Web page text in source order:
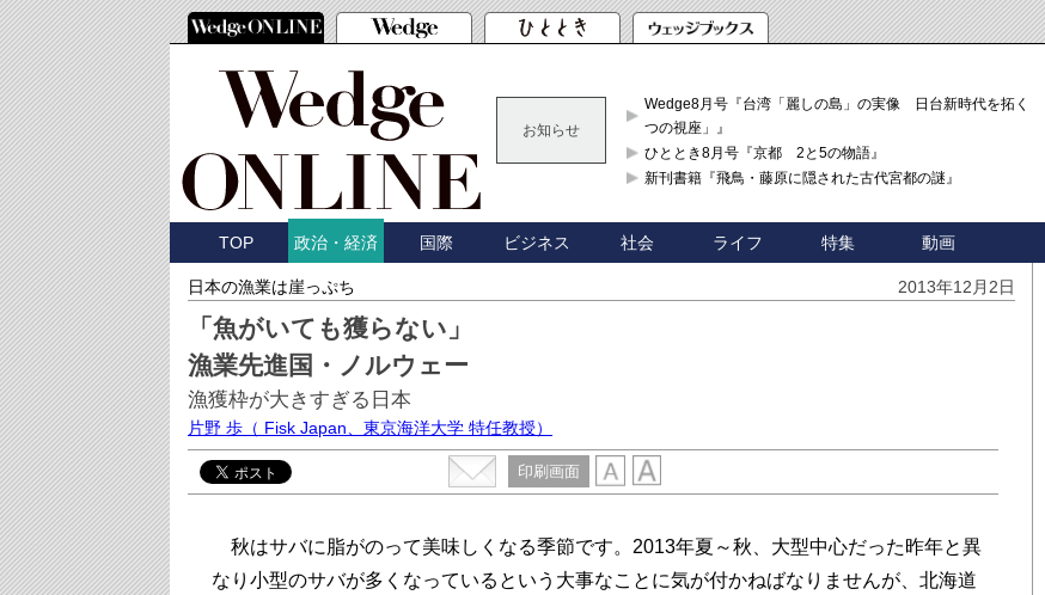
お知らせ
Wedge8月号『台湾「麗しの島」の実像 日台新時代を拓く「3
つの視座」』
ひととき8月号『京都 2と5の物語』
新刊書籍『飛鳥・藤原に隠された古代宮都の謎』
TOP 政治・経済 国際 ビジネス 社会 ライフ 特集 動画
日本の漁業は崖っぷち 2013年12月2日
「魚がいても獲らない」
漁業先進国・ノルウェー
漁獲枠が大きすぎる日本
片野 歩 （ Fisk Japan、東京海洋大学 特任教授）
印刷画面
秋はサバに脂がのって美味しくなる季節です。2013年夏～秋、大型中心だった昨年と異
なり小型のサバが多くなっているという大事なことに気が付かねばなりませんが、北海道